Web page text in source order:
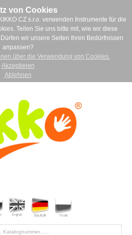
von Cookies
CZ s.r.o. verwenden Instrumente für die
Teilen Sie uns bitte mit, wie wir diese
wir unsere Seiten Ihren Bedürfnissen
anpassen?
über die Verwendung von Cookies.
Akzeptieren
Ablehnen